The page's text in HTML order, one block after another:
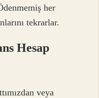
her
tekrarlar.
Hesap
veya